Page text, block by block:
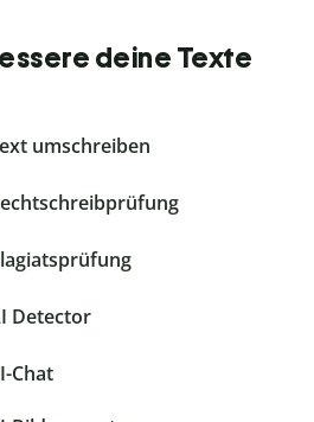
deine Texte
umschreiben
Detector
Chat